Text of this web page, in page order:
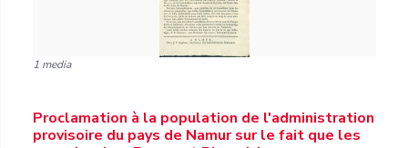
1 media
Proclamation à la population de l'administration
provisoire du pays de Namur sur le fait que les